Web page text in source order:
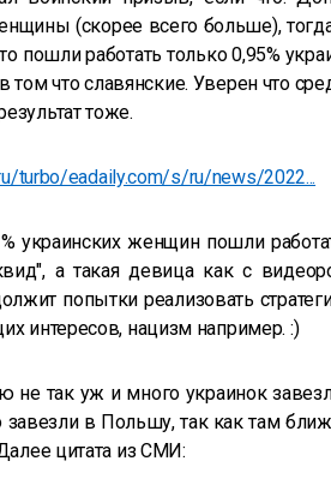
(скорее всего больше),
пошли работать только 0,95%
том что славянские. Уверен что
тоже.
turbo/eadaily.com/s/ru/news/2022...
украинских женщин пошли
а такая девица как с
попытки реализовать
интересов, нацизм например. :)
не так уж и много украинок
в Польшу, так как там
цитата из СМИ: